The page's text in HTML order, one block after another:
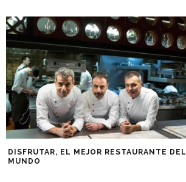
DISFRUTAR, EL MEJOR RESTAURANTE DEL
MUNDO